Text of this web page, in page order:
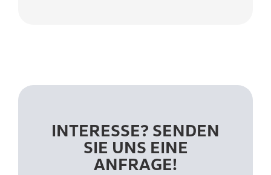
INTERESSE? SENDEN
SIE UNS EINE
ANFRAGE!